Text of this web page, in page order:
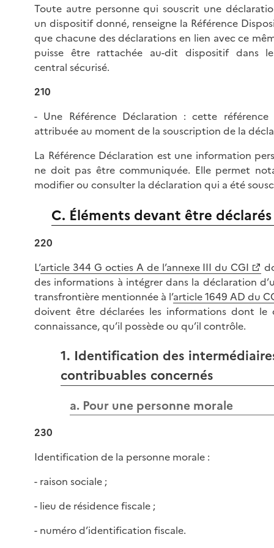
Toute autre personne qui souscrit une
un dispositif donné, renseigne la Référence
que chacune des déclarations en lien avec ce
puisse être rattachée au-dit dispositif dans
central sécurisé.
210
- Une Référence Déclaration : cette
attribuée au moment de la souscription de la
La Référence Déclaration est une information
ne doit pas être communiquée. Elle permet
modifier ou consulter la déclaration qui a été
C. Éléments devant être déclarés
220
L’article 344 G octies A de l’annexe III du CGI
des informations à intégrer dans la déclaration
transfrontière mentionnée à l’article 1649 AD du
doivent être déclarées les informations dont le
connaissance, qu’il possède ou qu’il contrôle.
1. Identification des
contribuables concernés
a. Pour une personne morale
230
Identification de la personne morale :
- raison sociale ;
- lieu de résidence fiscale ;
- numéro d’identification fiscale.